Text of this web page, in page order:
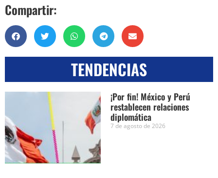
Compartir:
TENDENCIAS
¡Por fin! México y Perú
restablecen relaciones
diplomática
7 de agosto de 2026